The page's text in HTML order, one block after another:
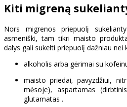
Kiti migreną
Nors migrenos priepuolį
asmeniški, tam tikri maisto
dalys gali sukelti priepuolį dažniau nei
alkoholis arba gėrimai su
maisto priedai, pavyzdžiui,
mėsoje), aspartamas
glutamatas .